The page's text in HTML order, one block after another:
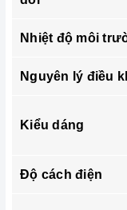
Nhiệt độ môi
Nguyên lý điều
Kiểu dáng
Độ cách điện